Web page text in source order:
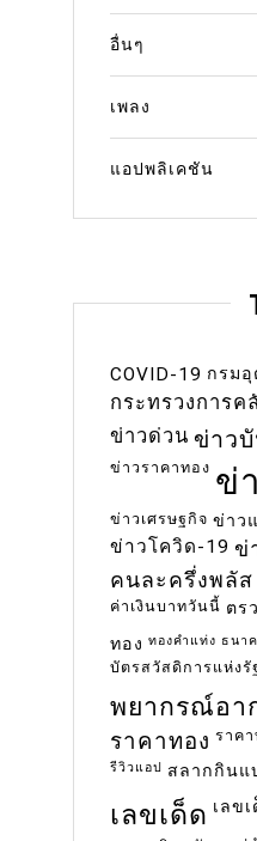
อื่นๆ
เพลง
แอปพลิเคชัน
COVID-19 กรมอุ
กระทรวงการค
ข่าวด่วน ข่าว
ข่าวราคาทอง ข่
ข่าวเศรษฐกิจ ข่าว
ข่าวโควิด-19 ข่
คนละครึ่งพลัส
ค่าเงินบาทวันนี้ ตร
ทอง ทองคำแท่ง ธนา
บัตรสวัสดิการแห่งรั
พยากรณ์อา
ราคาทอง ราค
รีวิวแอป สลากกินแ
เลขเด็ด เลข